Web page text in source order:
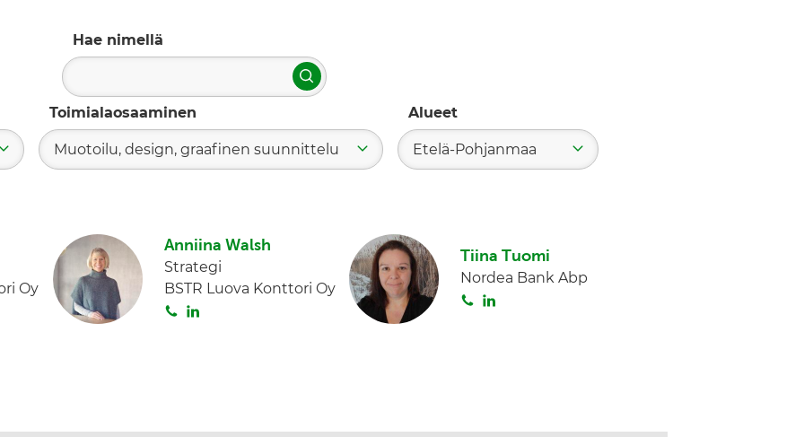
Hae nimellä
Hae
Toimialaosaaminen
Muotoilu, design, graafinen suunnittelu
Alueet
Etelä-Pohjanmaa
Oy
Anniina Walsh
Strategi
BSTR Luova Konttori Oy
S L
Tiina Tuomi
Nordea Bank Abp
S